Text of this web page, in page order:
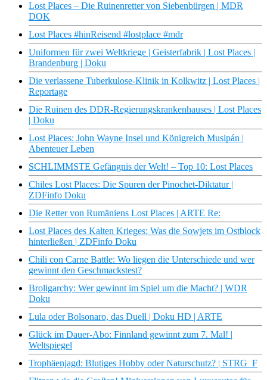
Lost Places – Die Ruinenretter von Siebenbürgen | MDR
DOK
Lost Places #hinReisend #lostplace #mdr
Uniformen für zwei Weltkriege | Geisterfabrik | Lost Places |
Brandenburg | Doku
Die verlassene Tuberkulose-Klinik in Kolkwitz | Lost Places |
Reportage
Die Ruinen des DDR-Regierungskrankenhauses | Lost Places
| Doku
Lost Places: John Wayne Insel und Königreich Musipán |
Abenteuer Leben
SCHLIMMSTE Gefängnis der Welt! – Top 10: Lost Places
Chiles Lost Places: Die Spuren der Pinochet-Diktatur |
ZDFinfo Doku
Die Retter von Rumäniens Lost Places | ARTE Re:
Lost Places des Kalten Krieges: Was die Sowjets im Ostblock
hinterließen | ZDFinfo Doku
Chili con Carne Battle: Wo liegen die Unterschiede und wer
gewinnt den Geschmackstest?
Broligarchy: Wer gewinnt im Spiel um die Macht? | WDR
Doku
Lula oder Bolsonaro, das Duell | Doku HD | ARTE
Glück im Dauer-Abo: Finnland gewinnt zum 7. Mal! |
Weltspiegel
Trophäenjagd: Blutiges Hobby oder Naturschutz? | STRG_F